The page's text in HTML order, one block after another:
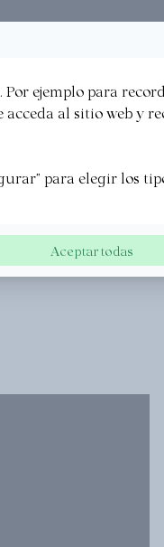
· PREMIOS
ya
ejemplo para
al sitio web y
para elegir los
Aceptar todas